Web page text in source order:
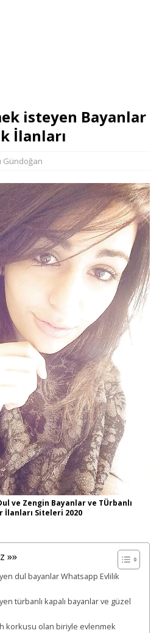
isteyen Bayanlar
İlanları
Gündoğan
ve Zengin Bayanlar ve TÜrbanlı
İlanları Siteleri 2020
»»
dul bayanlar Whatsapp Evlilik
türbanlı kapalı bayanlar ve güzel
korkusu olan biriyle evlenmek